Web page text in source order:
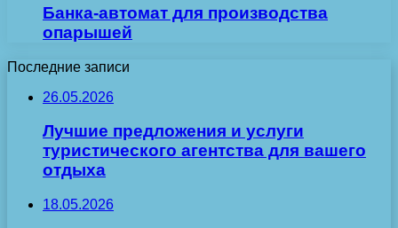
Банка-автомат для производства
опарышей
Последние записи
26.05.2026
Лучшие предложения и услуги
туристического агентства для вашего
отдыха
18.05.2026